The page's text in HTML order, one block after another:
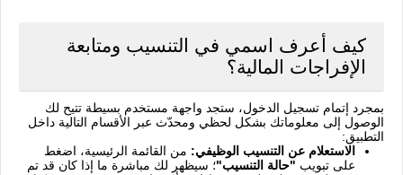
كيف أعرف اسمي في التنسيب ومتابعة
الإفراجات المالية؟
بمجرد إتمام تسجيل الدخول، ستجد واجهة مستخدم بسيطة تتيح لك
الوصول إلى معلوماتك بشكل لحظي ومحدّث عبر الأقسام التالية داخل
التطبيق:
الاستعلام عن التنسيب الوظيفي: من القائمة الرئيسية، اضغط
على تبويب "حالة التنسيب"؛ سيظهر لك مباشرة ما إذا كان قد تم